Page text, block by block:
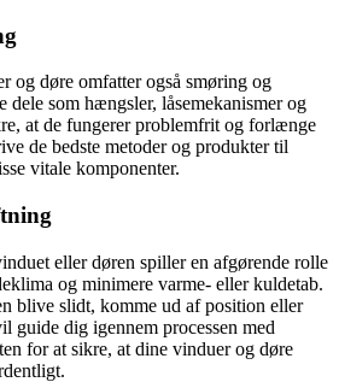
og døre omfatter også smøring og
dele som hængsler, låsemekanismer og
at de fungerer problemfrit og forlænge
de bedste metoder og produkter til
vitale komponenter.
eller døren spiller en afgørende rolle
og minimere varme- eller kuldetab.
blive slidt, komme ud af position eller
guide dig igennem processen med
for at sikre, at dine vinduer og døre